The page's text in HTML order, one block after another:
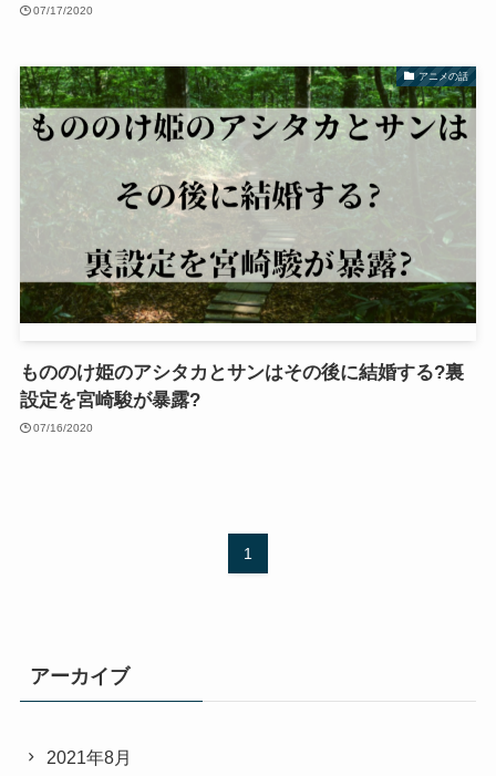
07/17/2020
アニメの話
もののけ姫のアシタカとサンはその後に結婚する?裏
設定を宮崎駿が暴露?
07/16/2020
1
アーカイブ
2021年8月